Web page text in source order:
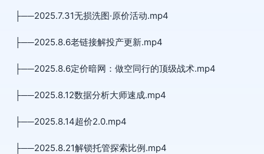
├──2025.7.31无损洗图·原价活动.mp4
├──2025.8.6老链接解投产更新.mp4
├──2025.8.6定价暗网：做空同行的顶级战术.mp4
├──2025.8.12数据分析大师速成.mp4
├──2025.8.14超价2.0.mp4
├──2025.8.21解锁托管探索比例.mp4